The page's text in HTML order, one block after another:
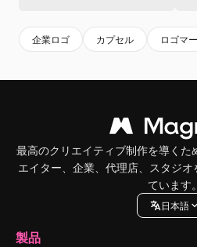
企業ロゴ カプセル ロゴマ
最高のクリエイティブ制作を導くた
エイター、企業、代理店、スタジ
ています。
日本語
製品